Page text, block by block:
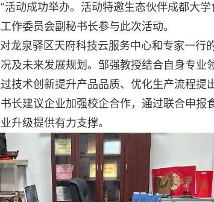
动成功举办。活动特邀生态伙伴成都大
作委员会副秘书长参与此次活动。
泉驿区天府科技云服务中心和专家一行
及未来发展规划。邹强教授结合自身专业
技术创新提升产品品质、优化生产流程提
长建议企业加强校企合作，通过联合申报
升级提供有力支撑。